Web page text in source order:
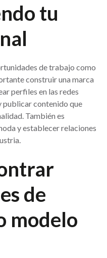
tu
de trabajo como
construir una marca
perfiles en las redes
publicar contenido que
También es
y establecer relaciones
de
modelo